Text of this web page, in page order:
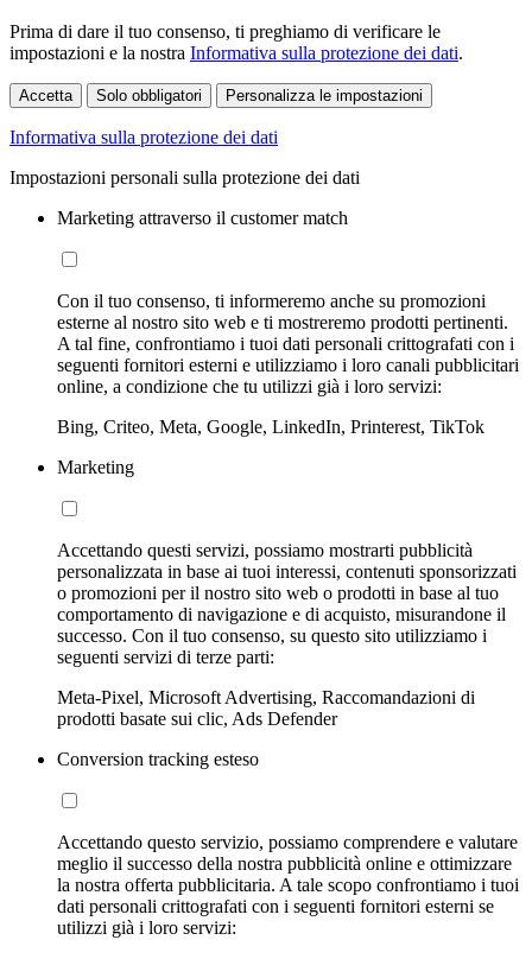
Prima di dare il tuo consenso, ti preghiamo di verificare le
impostazioni e la nostra Informativa sulla protezione dei dati.
Accetta Solo obbligatori Personalizza le impostazioni
Informativa sulla protezione dei dati
Impostazioni personali sulla protezione dei dati
Marketing attraverso il customer match
Con il tuo consenso, ti informeremo anche su promozioni
esterne al nostro sito web e ti mostreremo prodotti pertinenti.
A tal fine, confrontiamo i tuoi dati personali crittografati con i
seguenti fornitori esterni e utilizziamo i loro canali pubblicitari
online, a condizione che tu utilizzi già i loro servizi:
Bing, Criteo, Meta, Google, LinkedIn, Printerest, TikTok
Marketing
Accettando questi servizi, possiamo mostrarti pubblicità
personalizzata in base ai tuoi interessi, contenuti sponsorizzati
o promozioni per il nostro sito web o prodotti in base al tuo
comportamento di navigazione e di acquisto, misurandone il
successo. Con il tuo consenso, su questo sito utilizziamo i
seguenti servizi di terze parti:
Meta-Pixel, Microsoft Advertising, Raccomandazioni di
prodotti basate sui clic, Ads Defender
Conversion tracking esteso
Accettando questo servizio, possiamo comprendere e valutare
meglio il successo della nostra pubblicità online e ottimizzare
la nostra offerta pubblicitaria. A tale scopo confrontiamo i tuoi
dati personali crittografati con i seguenti fornitori esterni se
utilizzi già i loro servizi: